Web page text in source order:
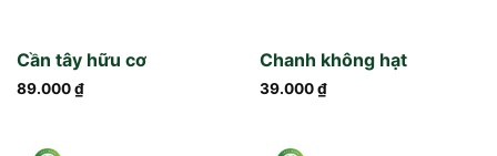
Cần tây hữu cơ
89.000₫
Chanh không hạt
39.000₫